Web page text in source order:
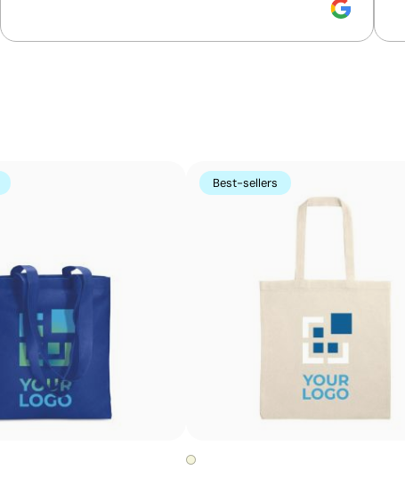
Couleurs unies intenses avec un excellent
Possibilité d’impression avec couleurs Pantone®
séries
Idéale pour logos simples sans détails fins
Best-sellers